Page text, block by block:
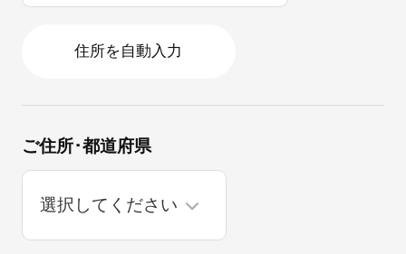
住所を自動入力
ご住所･都道府県